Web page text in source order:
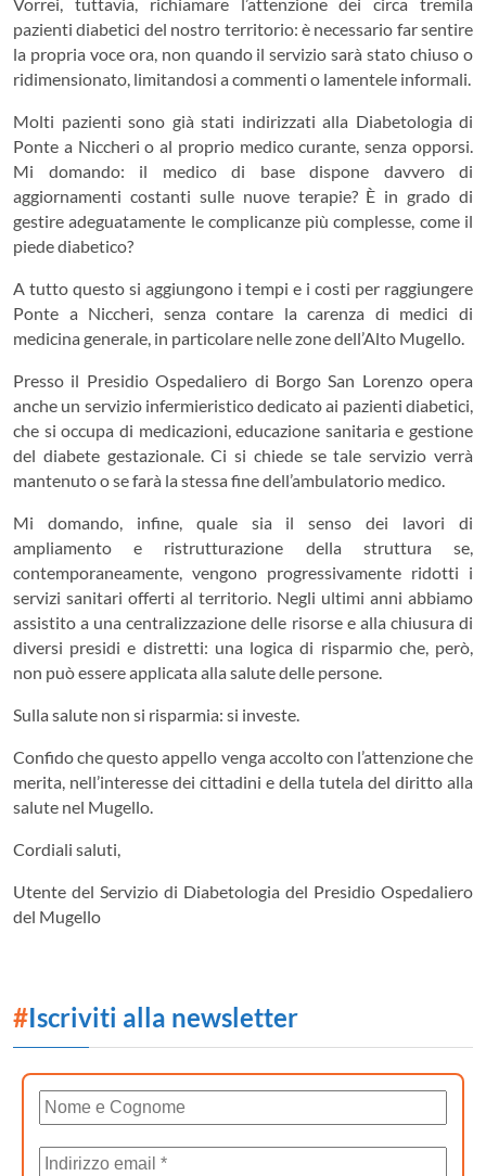
pazienti diabetici del nostro territorio: è necessario far sentire
la propria voce ora, non quando il servizio sarà stato chiuso o
ridimensionato, limitandosi a commenti o lamentele informali.
Molti pazienti sono già stati indirizzati alla Diabetologia di
Ponte a Niccheri o al proprio medico curante, senza opporsi.
Mi domando: il medico di base dispone davvero di
aggiornamenti costanti sulle nuove terapie? È in grado di
gestire adeguatamente le complicanze più complesse, come il
piede diabetico?
A tutto questo si aggiungono i tempi e i costi per raggiungere
Ponte a Niccheri, senza contare la carenza di medici di
medicina generale, in particolare nelle zone dell’Alto Mugello.
Presso il Presidio Ospedaliero di Borgo San Lorenzo opera
anche un servizio infermieristico dedicato ai pazienti diabetici,
che si occupa di medicazioni, educazione sanitaria e gestione
del diabete gestazionale. Ci si chiede se tale servizio verrà
mantenuto o se farà la stessa fine dell’ambulatorio medico.
Mi domando, infine, quale sia il senso dei lavori di
ampliamento e ristrutturazione della struttura se,
contemporaneamente, vengono progressivamente ridotti i
servizi sanitari offerti al territorio. Negli ultimi anni abbiamo
assistito a una centralizzazione delle risorse e alla chiusura di
diversi presidi e distretti: una logica di risparmio che, però,
non può essere applicata alla salute delle persone.
Sulla salute non si risparmia: si investe.
Confido che questo appello venga accolto con l’attenzione che
merita, nell’interesse dei cittadini e della tutela del diritto alla
salute nel Mugello.
Cordiali saluti,
Utente del Servizio di Diabetologia del Presidio Ospedaliero
del Mugello
#Iscriviti alla newsletter